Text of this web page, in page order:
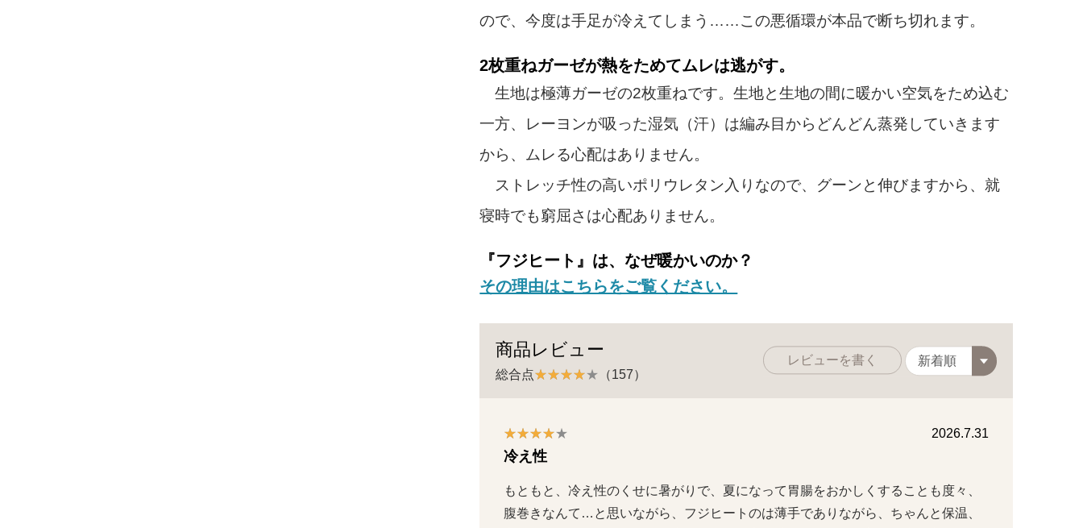
ので、今度は手足が冷えてしまう……この悪循環が本品で断ち切れます。
2枚重ねガーゼが熱をためてムレは逃がす。
生地は極薄ガーゼの2枚重ねです。生地と生地の間に暖かい空気をため込む
一方、レーヨンが吸った湿気（汗）は編み目からどんどん蒸発していきます
から、ムレる心配はありません。
ストレッチ性の高いポリウレタン入りなので、グーンと伸びますから、就
寝時でも窮屈さは心配ありません。
『フジヒート』は、なぜ暖かいのか？
その理由はこちらをご覧ください。
商品レビュー
総合点 （157）
レビューを書く
2026.7.31
冷え性
もともと、冷え性のくせに暑がりで、夏になって胃腸をおかしくすることも度々、
腹巻きなんて…と思いながら、フジヒートのは薄手でありながら、ちゃんと保温、